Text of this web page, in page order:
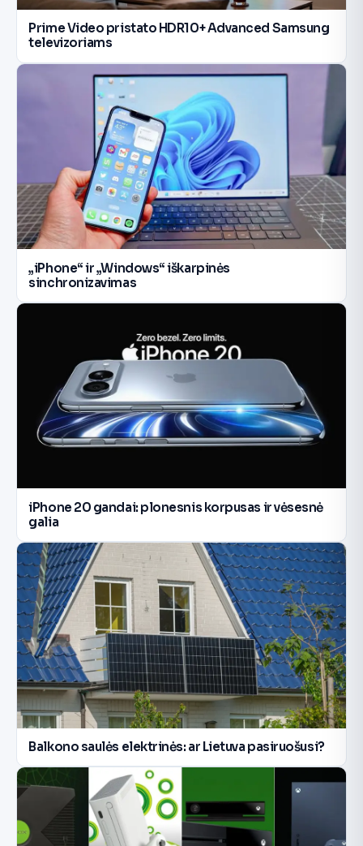
Prime Video pristato HDR10+ Advanced Samsung
televizoriams
„iPhone“ ir „Windows“ iškarpinės
sinchronizavimas
iPhone 20 gandai: plonesnis korpusas ir vėsesnė
galia
Balkono saulės elektrinės: ar Lietuva pasiruošusi?